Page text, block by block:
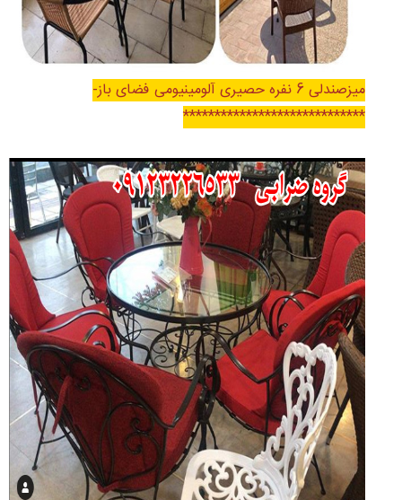
میزصندلی 6 نفره حصیری آلومینیومی فضای باز-
*****************************